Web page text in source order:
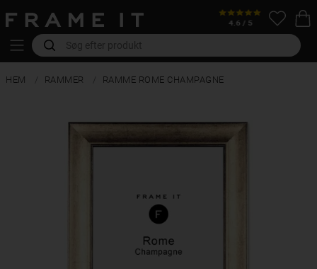
HEM RAMMER RAMME ROME CHAMPAGNE